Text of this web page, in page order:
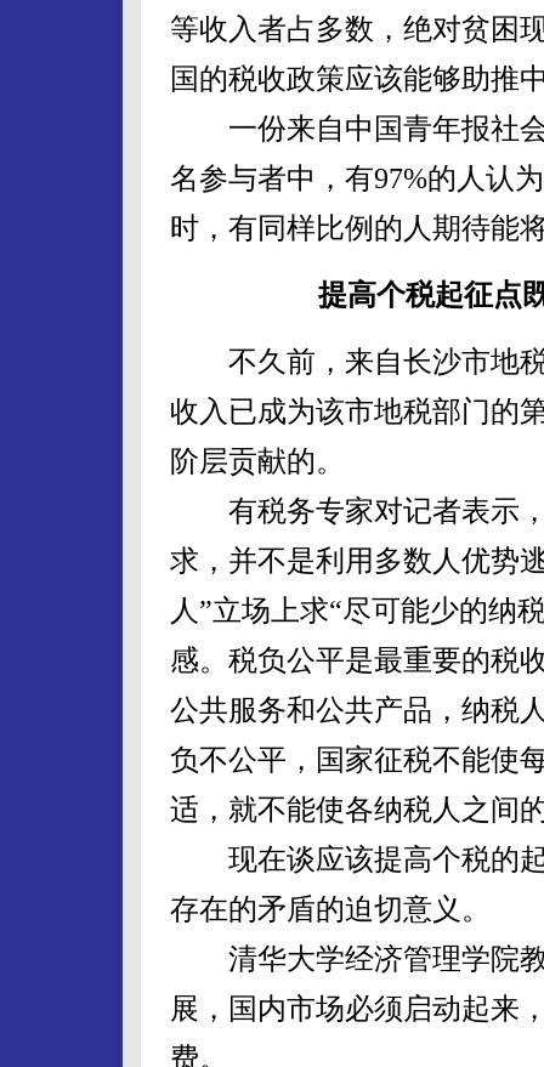
等收入者占多数，绝对贫困
国的税收政策应该能够助推
一份来自中国青年报社会
名参与者中，有97%的人认
时，有同样比例的人期待能
提高个税起征点
不久前，来自长沙市地税
收入已成为该市地税部门的
阶层贡献的。
有税务专家对记者表示，
求，并不是利用多数人优势
人”立场上求“尽可能少的纳
感。税负公平是最重要的税
公共服务和公共产品，纳税
负不公平，国家征税不能使
适，就不能使各纳税人之间
现在谈应该提高个税的起
存在的矛盾的迫切意义。
清华大学经济管理学院教
展，国内市场必须启动起来
费。